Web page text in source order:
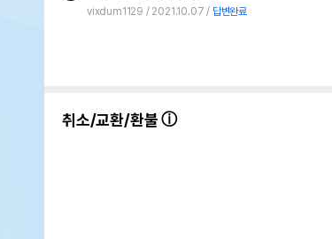
vixdum1129 2021.10.07 답변완료
취소/교환/환불